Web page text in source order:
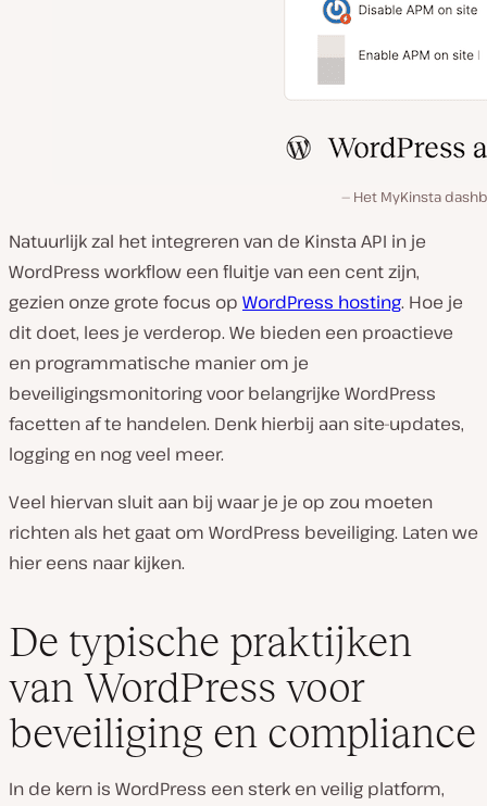
Het MyKinsta
Natuurlijk zal het integreren van de Kinsta API in je
WordPress workflow een fluitje van een cent zijn,
gezien onze grote focus op WordPress hosting. Hoe je
dit doet, lees je verderop. We bieden een proactieve
en programmatische manier om je
beveiligingsmonitoring voor belangrijke WordPress
facetten af te handelen. Denk hierbij aan site-updates,
logging en nog veel meer.
Veel hiervan sluit aan bij waar je je op zou moeten
richten als het gaat om WordPress beveiliging. Laten we
hier eens naar kijken.
De typische praktijken
van WordPress voor
beveiliging en compliance
In de kern is WordPress een sterk en veilig platform,